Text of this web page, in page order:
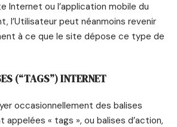
Internet ou l’application mobile du
l’Utilisateur peut néanmoins revenir
à ce que le site dépose ce type de
(“TAGS”) INTERNET
occasionnellement des balises
« tags », ou balises d’action,